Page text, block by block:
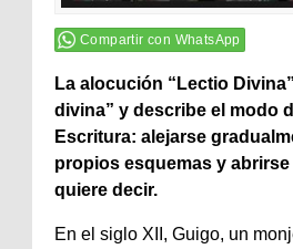
Compartir con WhatsApp
La alocución “Lectio
divina” y describe el modo
Escritura: alejarse
propios esquemas y
quiere decir.
En el siglo XII, Guigo, un